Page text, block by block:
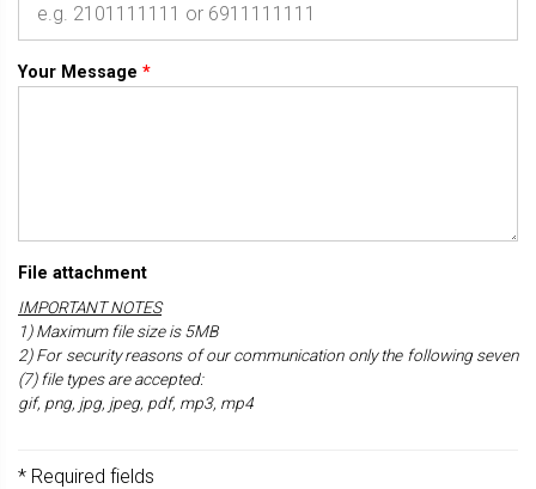
Your Message *
File attachment
IMPORTANT NOTES
1) Maximum file size is 5MB
2) For security reasons of our communication only the following seven
(7) file types are accepted:
gif, png, jpg, jpeg, pdf, mp3, mp4
* Required fields